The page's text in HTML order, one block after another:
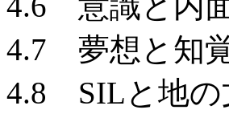
4.7 夢想と知
4.8 SILと地の